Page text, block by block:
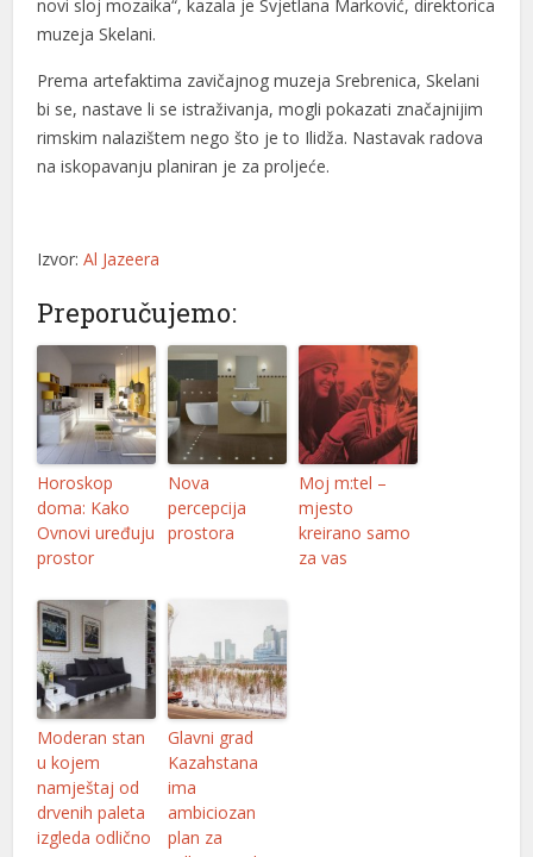
novi sloj mozaika“, kazala je Svjetlana Marković, direktorica
muzeja Skelani.
Prema artefaktima zavičajnog muzeja Srebrenica, Skelani
bi se, nastave li se istraživanja, mogli pokazati značajnijim
rimskim nalazištem nego što je to Ilidža. Nastavak radova
na iskopavanju planiran je za proljeće.
Izvor: Al Jazeera
Preporučujemo:
Horoskop
doma: Kako
Ovnovi uređuju
prostor
Nova
percepcija
prostora
Moj m:tel –
mjesto
kreirano samo
za vas
Moderan stan
u kojem
namještaj od
drvenih paleta
izgleda odlično
Glavni grad
Kazahstana
ima
ambiciozan
plan za